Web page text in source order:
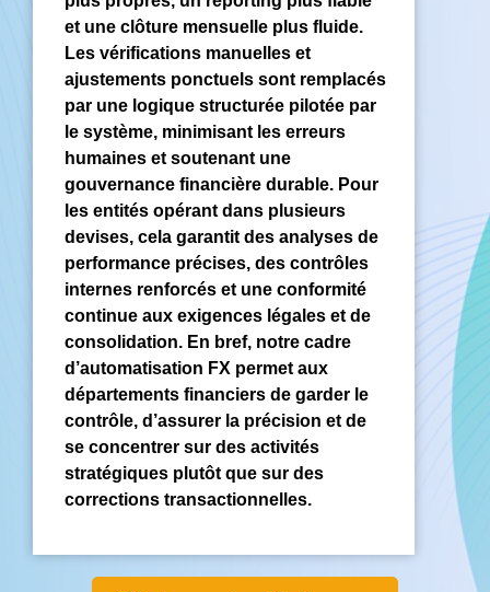
et une clôture mensuelle plus fluide.
Les vérifications manuelles et
ajustements ponctuels sont remplacés
par une logique structurée pilotée par
le système, minimisant les erreurs
humaines et soutenant une
gouvernance financière durable. Pour
les entités opérant dans plusieurs
devises, cela garantit des analyses de
performance précises, des contrôles
internes renforcés et une conformité
continue aux exigences légales et de
consolidation. En bref, notre cadre
d’automatisation FX permet aux
départements financiers de garder le
contrôle, d’assurer la précision et de
se concentrer sur des activités
stratégiques plutôt que sur des
corrections transactionnelles.